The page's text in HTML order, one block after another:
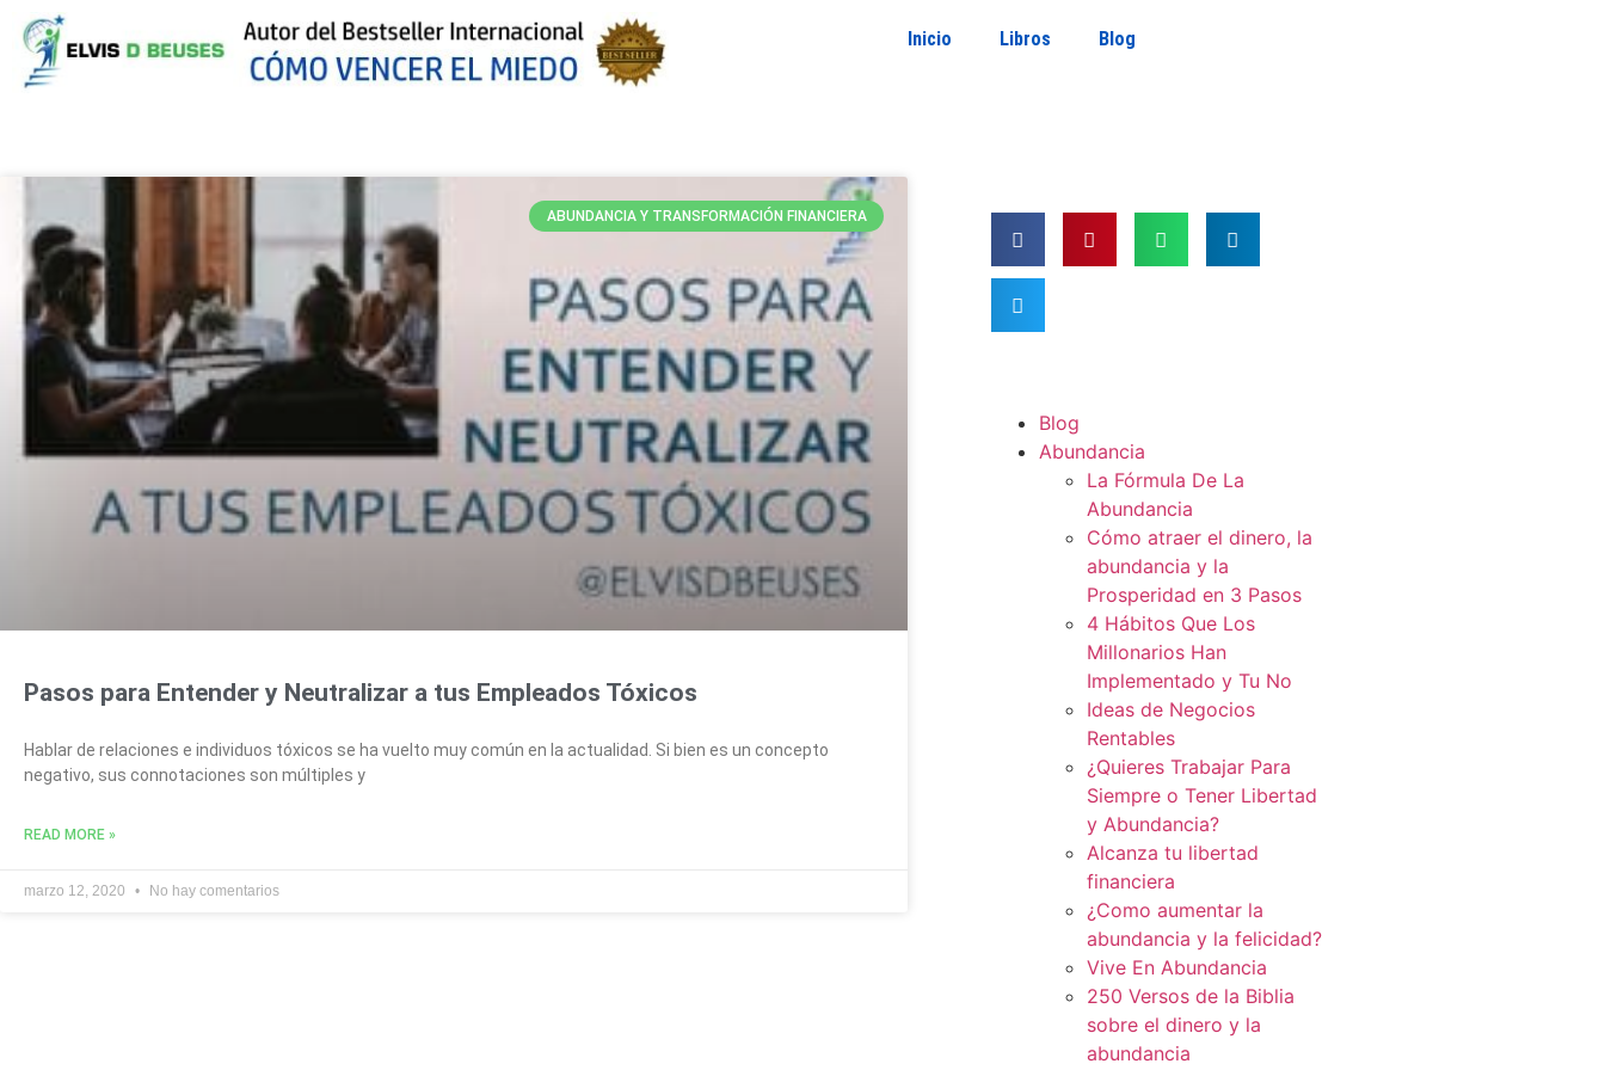
Inicio Libros Blog
ABUNDANCIA Y TRANSFORMACIÓN FINANCIERA
Pasos para Entender y Neutralizar a tus Empleados Tóxicos
Hablar de relaciones e individuos tóxicos se ha vuelto muy común en la actualidad. Si bien es un concepto
negativo, sus connotaciones son múltiples y
READ MORE »
marzo 12, 2020 No hay comentarios
Blog
Abundancia
La Fórmula De La
Abundancia
Cómo atraer el dinero, la
abundancia y la
Prosperidad en 3 Pasos
4 Hábitos Que Los
Millonarios Han
Implementado y Tu No
Ideas de Negocios
Rentables
¿Quieres Trabajar Para
Siempre o Tener Libertad
y Abundancia?
Alcanza tu libertad
financiera
¿Como aumentar la
abundancia y la felicidad?
Vive En Abundancia
250 Versos de la Biblia
sobre el dinero y la
abundancia